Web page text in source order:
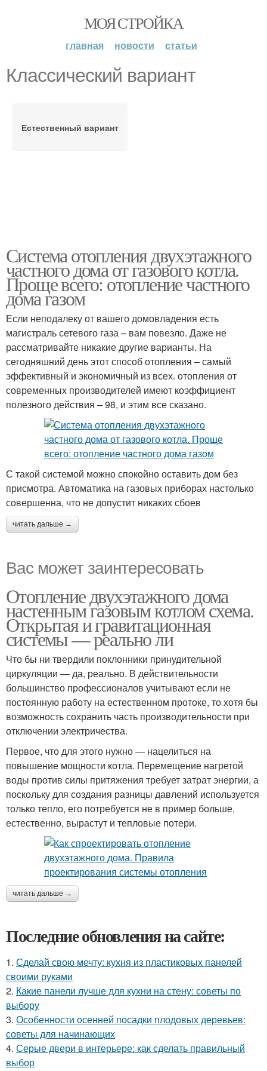
МОЯ СТРОЙКА
главная новости статьи
Классический вариант
Естественный вариант
Система отопления двухэтажного
частного дома от газового котла.
Проще всего: отопление частного
дома газом
Если неподалеку от вашего домовладения есть
магистраль сетевого газа – вам повезло. Даже не
рассматривайте никакие другие варианты. На
сегодняшний день этот способ отопления – самый
эффективный и экономичный из всех. отопления от
современных производителей имеют коэффициент
полезного действия – 98, и этим все сказано.
С такой системой можно спокойно оставить дом без
присмотра. Автоматика на газовых приборах настолько
совершенна, что не допустит никаких сбоев
читать дальше →
Вас может заинтересовать
Отопление двухэтажного дома
настенным газовым котлом схема.
Открытая и гравитационная
системы — реально ли
Что бы ни твердили поклонники принудительной
циркуляции — да, реально. В действительности
большинство профессионалов учитывают если не
постоянную работу на естественном протоке, то хотя бы
возможность сохранить часть производительности при
отключении электричества.
Первое, что для этого нужно — нацелиться на
повышение мощности котла. Перемещение нагретой
воды против силы притяжения требует затрат энергии, а
поскольку для создания разницы давлений используется
только тепло, его потребуется не в пример больше,
естественно, вырастут и тепловые потери.
читать дальше →
Последние обновления на сайте:
1. Сделай свою мечту: кухня из пластиковых панелей
своими руками
2. Какие панели лучше для кухни на стену: советы по
выбору
3. Особенности осенней посадки плодовых деревьев:
советы для начинающих
4. Серые двери в интерьере: как сделать правильный
выбор